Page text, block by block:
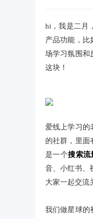
hi，我是二月
产品功能，比
场学习氛围
这块！
爱线上学习的
的社群，里面
是一个搜索流
音、小红书、
大家一起交流
我们做星球的